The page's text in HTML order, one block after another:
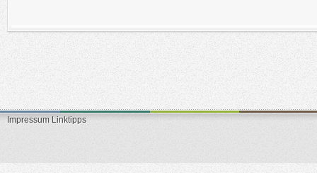
Impressum Linktipps